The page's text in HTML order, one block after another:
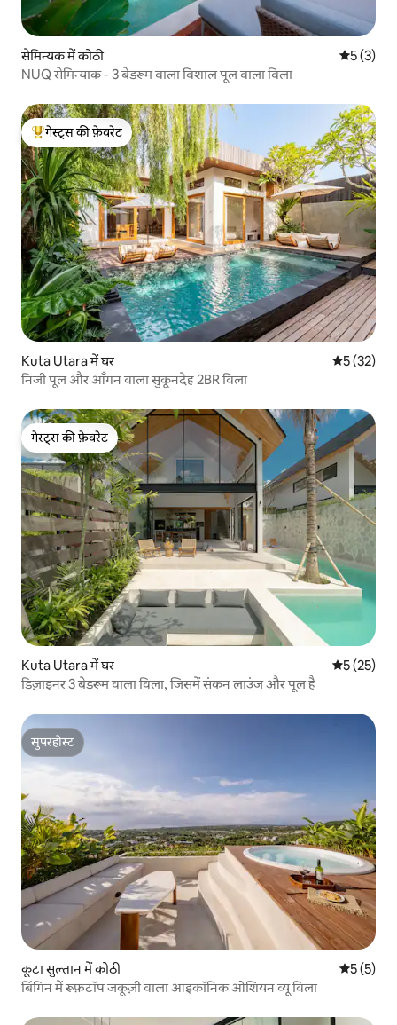
सेमिन्यक में कोठी औसत रेटिंग
5 (3)
NUQ सेमिन्याक - 3 बेडरूम वाला विशाल पूल वाला विला
गेस्ट्स का टॉप फ़ेवरेट
गेस्ट्स की फ़ेवरेट
Kuta Utara में घर औसत रेटिंग
5 (32)
निजी पूल और आँगन वाला सुकूनदेह 2BR विला
गेस्ट्स की फ़ेवरेट
गेस्ट्स की फ़ेवरेट
Kuta Utara में घर औसत रेटिंग
5 (25)
डिज़ाइनर 3 बेडरूम वाला विला, जिसमें संकन लाउंज और पूल है
सुपरहोस्ट
सुपरहोस्ट
कूटा सुल्तान में कोठी औसत रेटिंग
5 (5)
बिंगिन में रूफ़टॉप जकूज़ी वाला आइकॉनिक ओशियन व्यू विला